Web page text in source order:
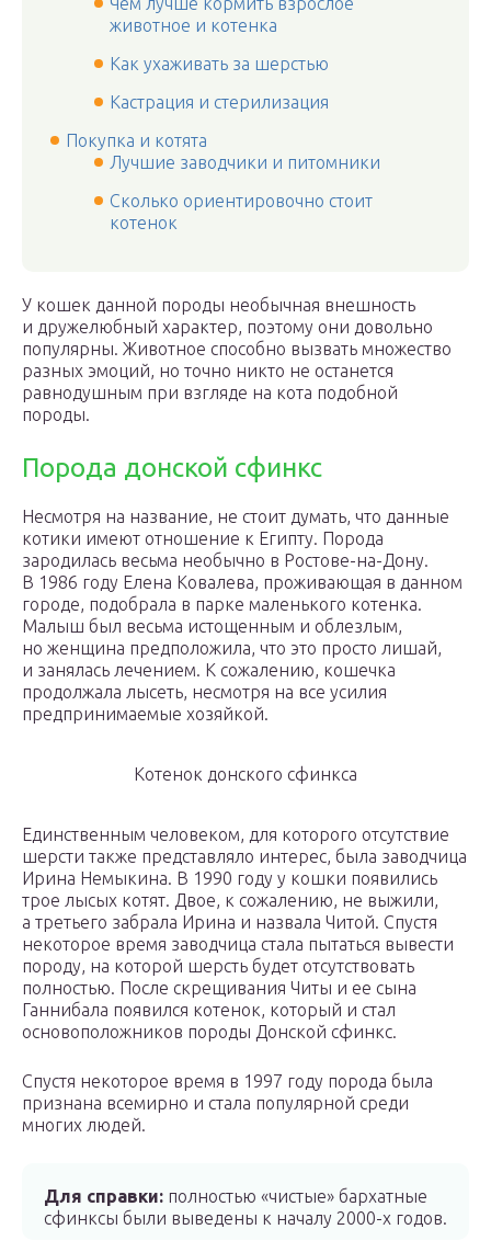
животное и котенка
Как ухаживать за шерстью
Кастрация и стерилизация
Покупка и котята
Лучшие заводчики и питомники
Сколько ориентировочно стоит
котенок
У кошек данной породы необычная внешность
и дружелюбный характер, поэтому они довольно
популярны. Животное способно вызвать множество
разных эмоций, но точно никто не останется
равнодушным при взгляде на кота подобной
породы.
Порода донской сфинкс
Несмотря на название, не стоит думать, что данные
котики имеют отношение к Египту. Порода
зародилась весьма необычно в Ростове-на-Дону.
В 1986 году Елена Ковалева, проживающая в данном
городе, подобрала в парке маленького котенка.
Малыш был весьма истощенным и облезлым,
но женщина предположила, что это просто лишай,
и занялась лечением. К сожалению, кошечка
продолжала лысеть, несмотря на все усилия
предпринимаемые хозяйкой.
Котенок донского сфинкса
Единственным человеком, для которого отсутствие
шерсти также представляло интерес, была заводчица
Ирина Немыкина. В 1990 году у кошки появились
трое лысых котят. Двое, к сожалению, не выжили,
а третьего забрала Ирина и назвала Читой. Спустя
некоторое время заводчица стала пытаться вывести
породу, на которой шерсть будет отсутствовать
полностью. После скрещивания Читы и ее сына
Ганнибала появился котенок, который и стал
основоположников породы Донской сфинкс.
Спустя некоторое время в 1997 году порода была
признана всемирно и стала популярной среди
многих людей.
Для справки: полностью «чистые» бархатные
сфинксы были выведены к началу 2000-х годов.